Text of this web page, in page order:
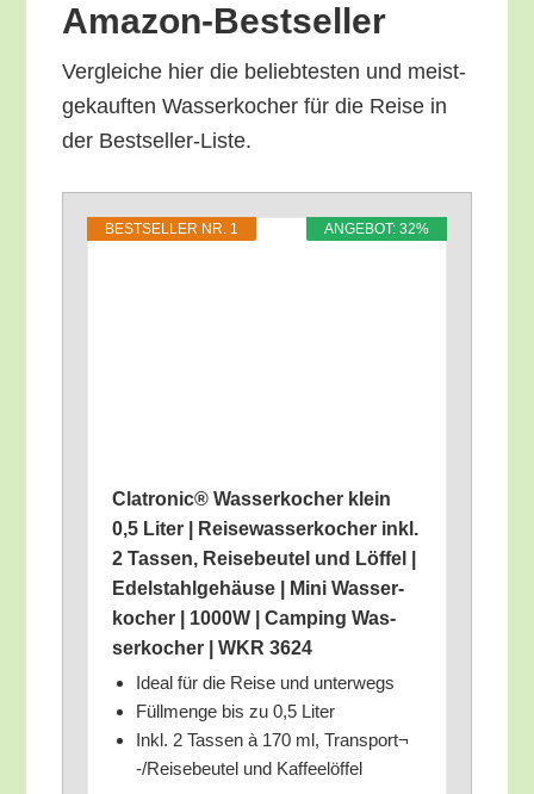
Amazon-Bestseller
Ver­glei­che hier die belieb­tes­ten und meist­
ge­kauf­ten Was­ser­ko­cher für die Rei­se in
der Bestseller-Liste.
ANGE­BOT: 32%
BEST­SEL­LER NR. 1
Clatro­nic® Was­ser­ko­cher klein
0,5 Liter | Rei­se­was­ser­ko­cher inkl.
2 Tas­sen, Rei­se­beu­tel und Löf­fel |
Edel­stahl­ge­häu­se | Mini Was­ser­
ko­cher | 1000W | Cam­ping Was­
ser­ko­cher | WKR 3624
Ide­al für die Rei­se und unterwegs
Füll­men­ge bis zu 0,5 Liter
Inkl. 2 Tas­sen à 170 ml, Trans­port¬
-/​Reisebeutel und Kaffeelöffel